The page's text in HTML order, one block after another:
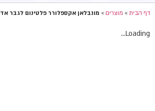
דף הבית»מוצרים»מונבלאן אקספלורר פלטינום לגבר אדפ 100מל
Loading...